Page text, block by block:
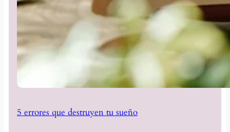
5 errores que destruyen tu sueño